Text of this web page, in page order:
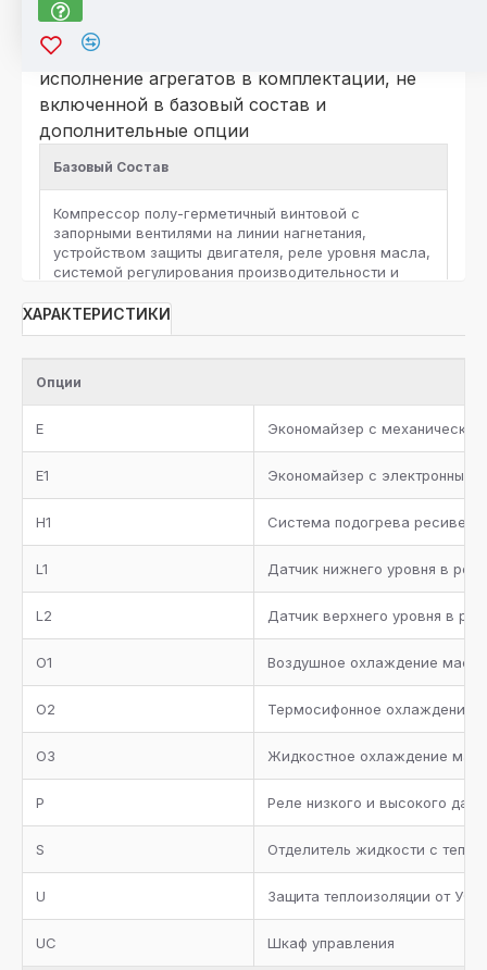
*Для компрессоров серии HSK\HSN
По отдельному запросу возможно
исполнение агрегатов в комплектации, не
включенной в базовый состав и
дополнительные опции
Базовый Состав
Компрессор полу-герметичный винтовой c
запорными вентилями на линии нагнетания,
устройством защиты двигателя, реле уровня масла,
системой регулирования производительности и
каждый компрессор
предохранительным клапаном, жидкостная линия с
электронным расширительным вентилем для
каждого контура хладагента
Кожух-трубный испаритель с теплоизоляцией, реле
протока, сервисные вентили для дренажа и сброса
воздуха
Трубопровод всасывания с теплоизоляцией
Металлическая окрашенная рама
Манометры высокого и низкого давления
Коллектор всасывания с теплоизоляцией
Два предохранительных клапана с трехходовым
вентилем на ресивере хладагента
Запорные вентили на агрегате
Отделитель масла с нагревателем, термостатом,
реле низкого уровня масла, предохранительным
ХАРАКТЕРИСТИКИ
Опции
E Экономайзер с
E1 Экономайзер с электронным
H1 Система подогрева ресивера
L1 Датчик нижнего уровня в
L2 Датчик верхнего уровня в
O1 Воздушное охлаждение масла
O2 Термосифонное охлаждение
O3 Жидкостное охлаждение
P Реле низкого и высокого
S Отделитель жидкости с
U Защита теплоизоляции от УФ
UC Шкаф управления